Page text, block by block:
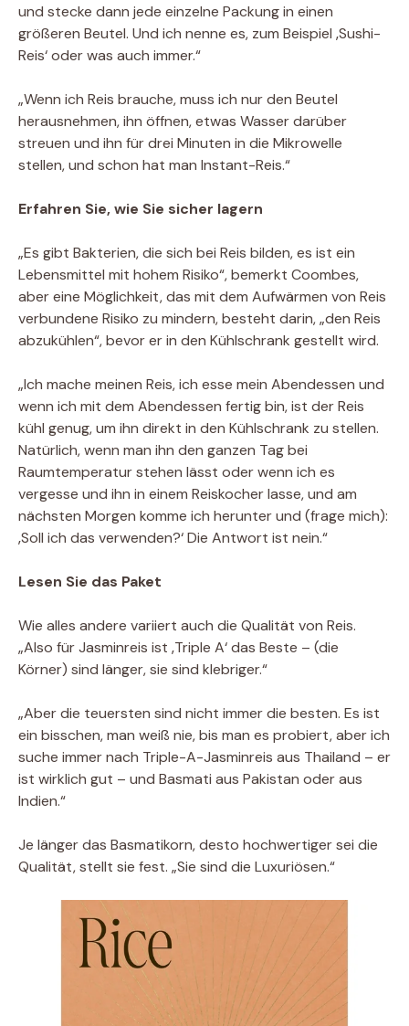
und stecke dann jede einzelne Packung in einen
größeren Beutel. Und ich nenne es, zum Beispiel ‚Sushi-
Reis‘ oder was auch immer.“
„Wenn ich Reis brauche, muss ich nur den Beutel
herausnehmen, ihn öffnen, etwas Wasser darüber
streuen und ihn für drei Minuten in die Mikrowelle
stellen, und schon hat man Instant-Reis.“
Erfahren Sie, wie Sie sicher lagern
„Es gibt Bakterien, die sich bei Reis bilden, es ist ein
Lebensmittel mit hohem Risiko“, bemerkt Coombes,
aber eine Möglichkeit, das mit dem Aufwärmen von Reis
verbundene Risiko zu mindern, besteht darin, „den Reis
abzukühlen“, bevor er in den Kühlschrank gestellt wird.
„Ich mache meinen Reis, ich esse mein Abendessen und
wenn ich mit dem Abendessen fertig bin, ist der Reis
kühl genug, um ihn direkt in den Kühlschrank zu stellen.
Natürlich, wenn man ihn den ganzen Tag bei
Raumtemperatur stehen lässt oder wenn ich es
vergesse und ihn in einem Reiskocher lasse, und am
nächsten Morgen komme ich herunter und (frage mich):
‚Soll ich das verwenden?‘ Die Antwort ist nein.“
Lesen Sie das Paket
Wie alles andere variiert auch die Qualität von Reis.
„Also für Jasminreis ist ‚Triple A‘ das Beste – (die
Körner) sind länger, sie sind klebriger.“
„Aber die teuersten sind nicht immer die besten. Es ist
ein bisschen, man weiß nie, bis man es probiert, aber ich
suche immer nach Triple-A-Jasminreis aus Thailand – er
ist wirklich gut – und Basmati aus Pakistan oder aus
Indien.“
Je länger das Basmatikorn, desto hochwertiger sei die
Qualität, stellt sie fest. „Sie sind die Luxuriösen.“